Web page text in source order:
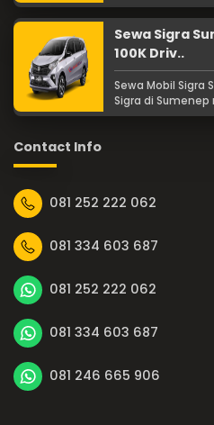
Sewa Sigra
100K Driv..
Sewa Mobil Sigra
Sigra di Sumenep
Contact Info
081 252 222 062
081 334 603 687
081 252 222 062
081 334 603 687
081 246 665 906